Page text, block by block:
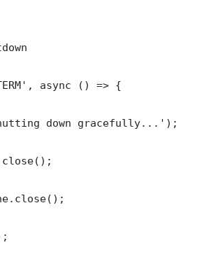
async () => {
down gracefully...');